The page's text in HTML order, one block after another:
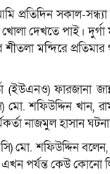
প্রতিদিন সকাল-
দেখতে পাই।
মন্দিরে
(ইউএনও) ফারজানা
মো. শফিউদ্দিন খান,
নাজমুল হাসান
(ওসি) মো. শফিউদ্দিন
পর্যন্ত কেউ কোনো